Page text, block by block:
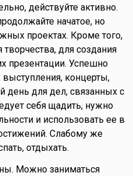
действуйте активно.
начатое, но
проектах. Кроме того,
для создания
презентации. Успешно
концерты,
день для дел, связанных с
себя щадить, нужно
и использовать ее в
Слабому же
отдыхать.
Можно заниматься